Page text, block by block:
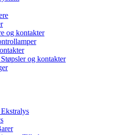
og kontakter
Støpsler og kontakter
Ekstralys